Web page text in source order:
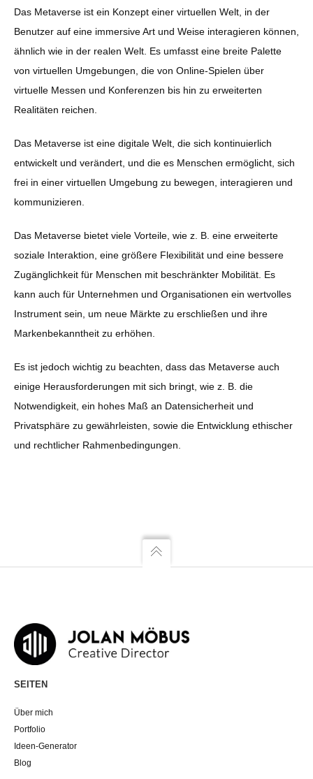
Das Metaverse ist ein Konzept einer virtuellen Welt, in der
Benutzer auf eine immersive Art und Weise interagieren können,
ähnlich wie in der realen Welt. Es umfasst eine breite Palette
von virtuellen Umgebungen, die von Online-Spielen über
virtuelle Messen und Konferenzen bis hin zu erweiterten
Realitäten reichen.
Das Metaverse ist eine digitale Welt, die sich kontinuierlich
entwickelt und verändert, und die es Menschen ermöglicht, sich
frei in einer virtuellen Umgebung zu bewegen, interagieren und
kommunizieren.
Das Metaverse bietet viele Vorteile, wie z. B. eine erweiterte
soziale Interaktion, eine größere Flexibilität und eine bessere
Zugänglichkeit für Menschen mit beschränkter Mobilität. Es
kann auch für Unternehmen und Organisationen ein wertvolles
Instrument sein, um neue Märkte zu erschließen und ihre
Markenbekanntheit zu erhöhen.
Es ist jedoch wichtig zu beachten, dass das Metaverse auch
einige Herausforderungen mit sich bringt, wie z. B. die
Notwendigkeit, ein hohes Maß an Datensicherheit und
Privatsphäre zu gewährleisten, sowie die Entwicklung ethischer
und rechtlicher Rahmenbedingungen.
SEITEN
Über mich
Portfolio
Ideen-Generator
Blog